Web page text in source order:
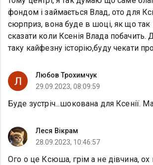
фондом і займається Влад, ото для
сюрприз, вона буде в шоці, як що
сказати коли Ксенія Влада
таку кайфезну історію,буду чекати
Любов Трохимчук
29.09.2023, 08:09:59
Буде зустріч...шокована для Ксенії.
Леся Вікрам
28.09.2023, 10:46:57
Ого о це Ксюша, грім а не дівчина,